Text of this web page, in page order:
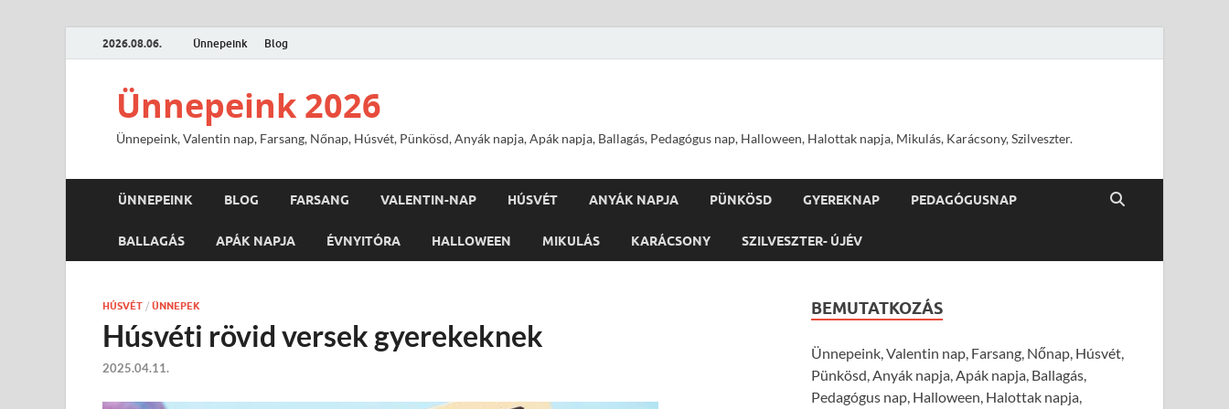
2026.08.06. Ünnepeink Blog
Ünnepeink 2026
Ünnepeink, Valentin nap, Farsang, Nőnap, Húsvét, Pünkösd, Anyák napja, Apák napja, Ballagás, Pedagógus nap, Halloween, Halottak napja, Mikulás, Karácsony, Szilveszter.
ÜNNEPEINK BLOG FARSANG VALENTIN-NAP HÚSVÉT ANYÁK NAPJA PÜNKÖSD GYEREKNAP PEDAGÓGUSNAP
BALLAGÁS APÁK NAPJA ÉVNYITÓRA HALLOWEEN MIKULÁS KARÁCSONY SZILVESZTER- ÚJÉV
HÚSVÉT / ÜNNEPEK
Húsvéti rövid versek gyerekeknek
2025.04.11.
BEMUTATKOZÁS
Ünnepeink, Valentin nap, Farsang, Nőnap, Húsvét,
Pünkösd, Anyák napja, Apák napja, Ballagás,
Pedagógus nap, Halloween, Halottak napja,